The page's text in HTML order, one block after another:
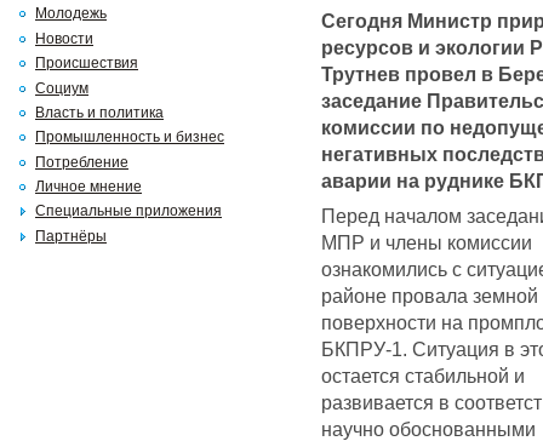
Сегодня Министр
ресурсов и
Трутнев провел в
заседание
комиссии по
негативных
аварии на руднике
Перед началом
МПР и члены комиссии
ознакомились с
районе провала земной
поверхности на
БКПРУ-1. Ситуация в
остается стабильной и
развивается в
научно обоснованными
Молодежь
Новости
Происшествия
Социум
Власть и политика
Промышленность и бизнес
Потребление
Личное мнение
Специальные приложения
Партнёры